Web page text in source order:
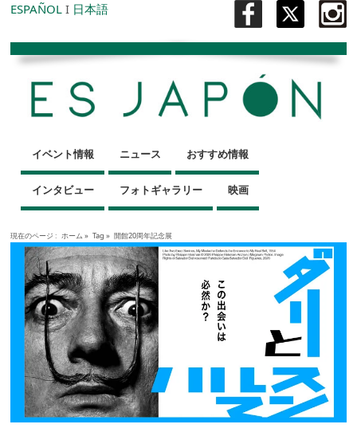
ESPAÑOL I 日本語
イベント情報 ニュース おすすめ情報
インタビュー フォトギャラリー 映画
現在のページ : ホーム » Tag » 開館20周年記念展